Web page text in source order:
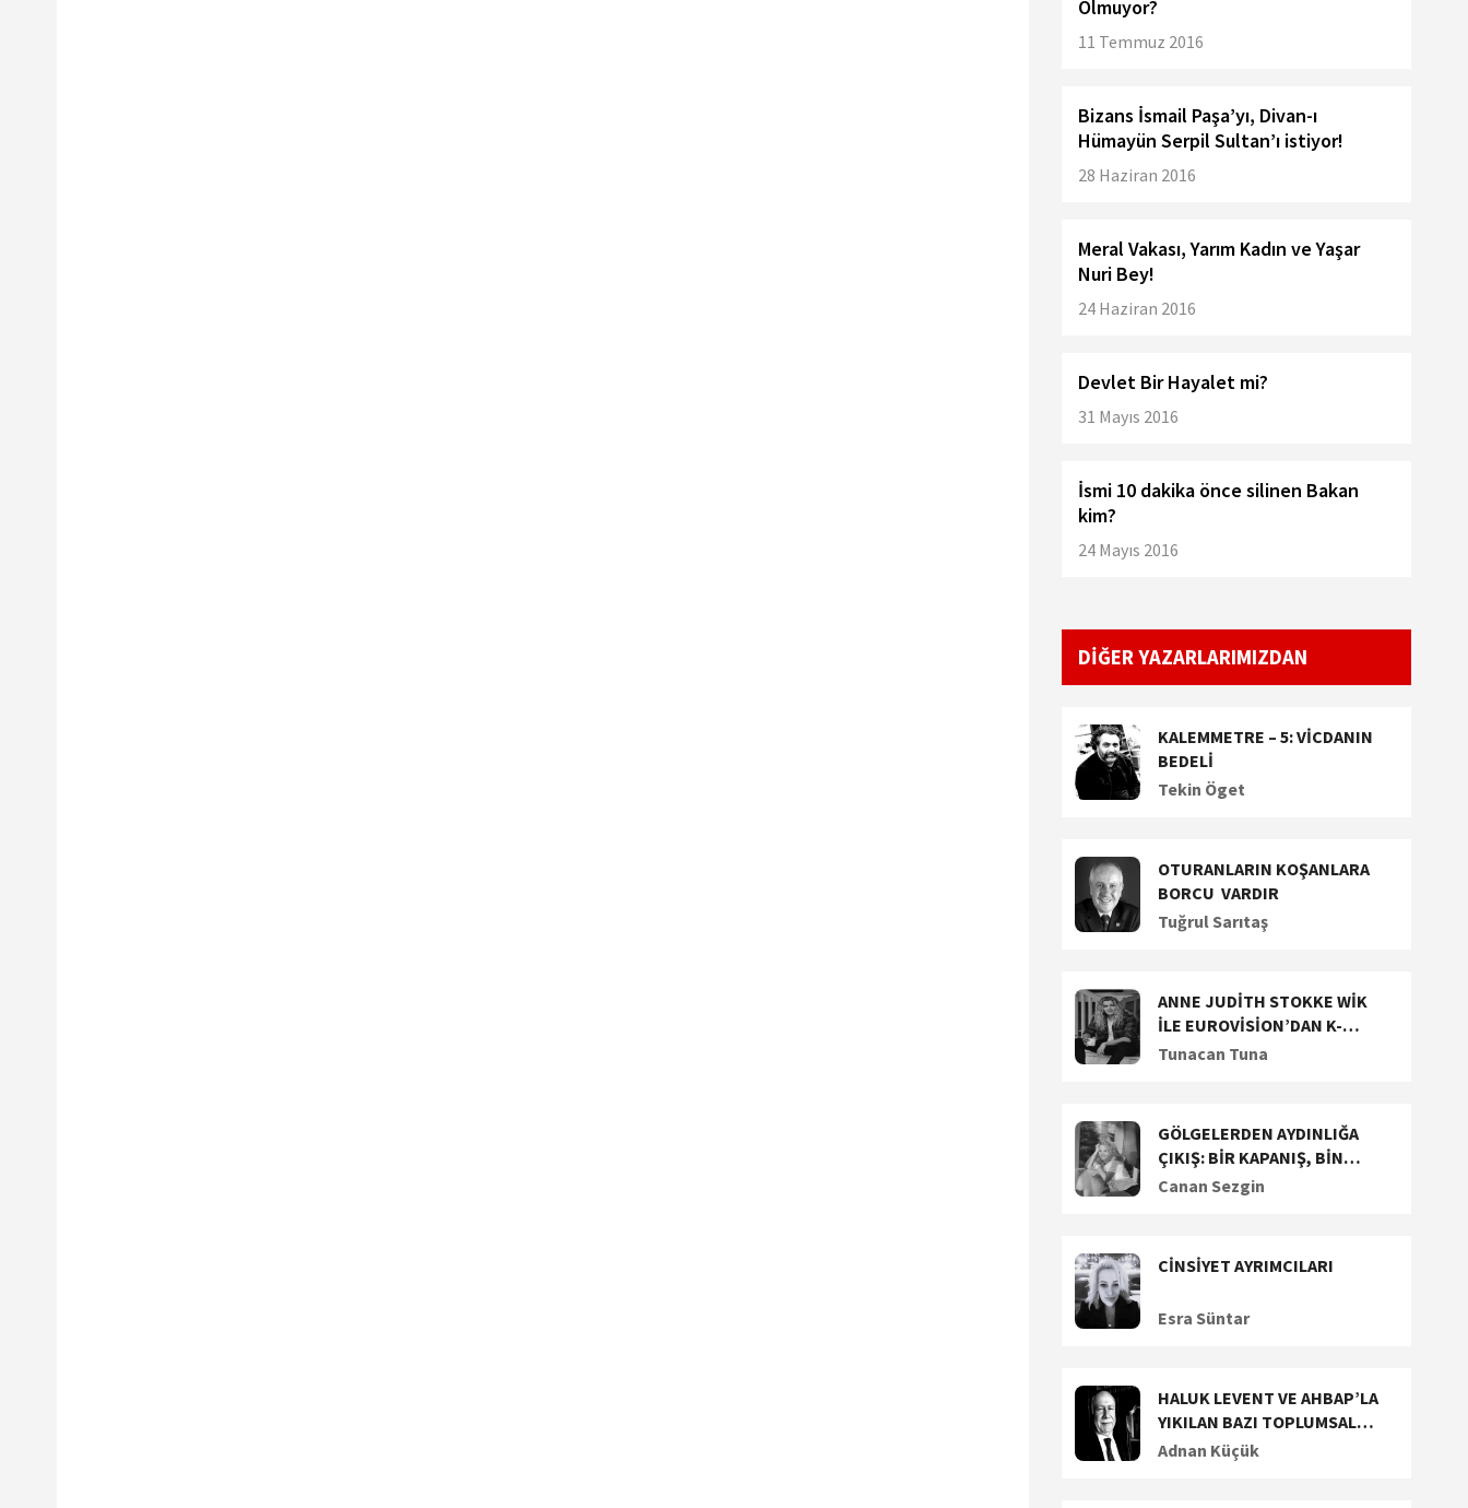
Olmuyor?
11 Temmuz 2016
Bizans İsmail Paşa’yı, Divan-ı
Hümayün Serpil Sultan’ı istiyor!
28 Haziran 2016
Meral Vakası, Yarım Kadın ve Yaşar
Nuri Bey!
24 Haziran 2016
Devlet Bir Hayalet mi?
31 Mayıs 2016
İsmi 10 dakika önce silinen Bakan
kim?
24 Mayıs 2016
DİĞER YAZARLARIMIZDAN
KALEMMETRE – 5: VİCDANIN
BEDELİ
Tekin Öget
OTURANLARIN KOŞANLARA
BORCU VARDIR
Tuğrul Sarıtaş
ANNE JUDİTH STOKKE WİK
İLE EUROVİSİON’DAN K-
POP’A UZANAN YARATICI
Tunacan Tuna
GÖLGELERDEN AYDINLIĞA
ÇIKIŞ: BİR KAPANIŞ, BİN
BAŞLANGIÇ!
Canan Sezgin
CİNSİYET AYRIMCILARI
Esra Süntar
HALUK LEVENT VE AHBAP’LA
YIKILAN BAZI TOPLUMSAL
DEĞERLERİMİZ (1)
Adnan Küçük